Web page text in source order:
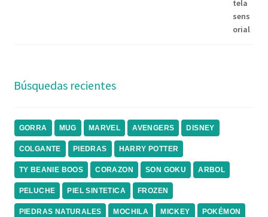
Búsquedas recientes
GORRA MUG MARVEL AVENGERS DISNEY
COLGANTE PIEDRAS HARRY POTTER
TY BEANIE BOOS CORAZON SON GOKU ARBOL
PELUCHE PIEL SINTETICA FROZEN
PIEDRAS NATURALES MOCHILA MICKEY POKÉMON